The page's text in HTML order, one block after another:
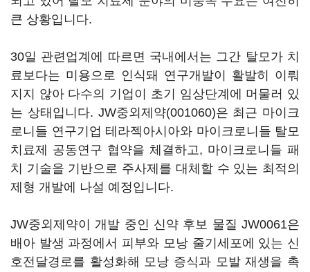
큰 상황입니다.
30일 관련업계에 따르면 국내에서는 그간 탈모가 치
료보다는 미용으로 인식돼 연구개발이 활발히 이뤄
지지 않아 다수의 기업이 초기 임상단계에 머물러 있
는 상태입니다. JW중외제약(001060)은 최근 마이크
로니들 연구기업 테라젝아시아와 마이크로니들 탈모
치료제 공동연구 협약을 체결하고, 마이크로니들 패
치 기술을 기반으로 주사제를 대체할 수 있는 최적의
제형 개발에 나설 예정입니다.
JW중외제약이 개발 중인 신약 후보 물질 JW0061은
배아 발생 과정에서 피부와 모낭 줄기세포에 있는 신
호전달경로를 활성화해 모낭 증식과 모발 재생을 촉